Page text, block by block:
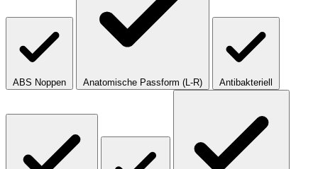
ABS Noppen Anatomische Passform (L-R) Antibakteriell